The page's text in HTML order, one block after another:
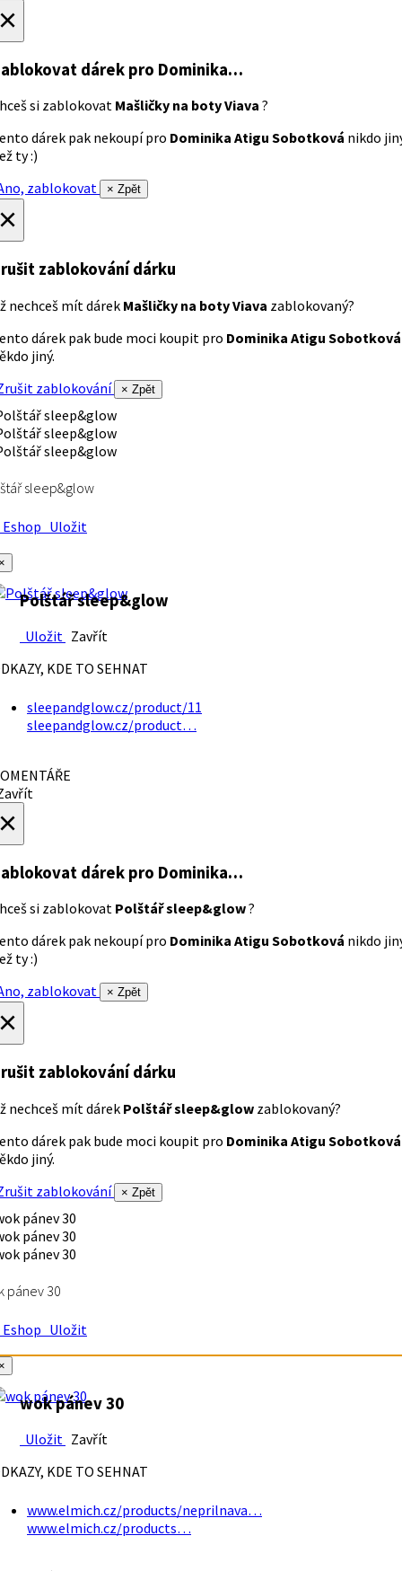
dárek pro Dominika…
si zablokovat Mašličky na boty Viava ?
dárek pak nekoupí pro Dominika Atigu Sobotková nikdo
ty :)
zablokovat
× Zpět
zablokování dárku
nechceš mít dárek Mašličky na boty Viava zablokovaný?
dárek pak bude moci koupit pro Dominika Atigu Sobotková
jiný.
zablokování
× Zpět
sleep&glow
Uložit
Polštář sleep&glow
Uložit Zavřít
KDE TO SEHNAT
sleepandglow.cz/product/11
sleepandglow.cz/product…
dárek pro Dominika…
si zablokovat Polštář sleep&glow?
dárek pak nekoupí pro Dominika Atigu Sobotková nikdo
ty :)
zablokovat
× Zpět
zablokování dárku
nechceš mít dárek Polštář sleep&glow zablokovaný?
dárek pak bude moci koupit pro Dominika Atigu Sobotková
jiný.
zablokování
× Zpět
pánev 30
Uložit
wok pánev 30
Uložit Zavřít
KDE TO SEHNAT
www.elmich.cz/products/neprilnava…
www.elmich.cz/products…